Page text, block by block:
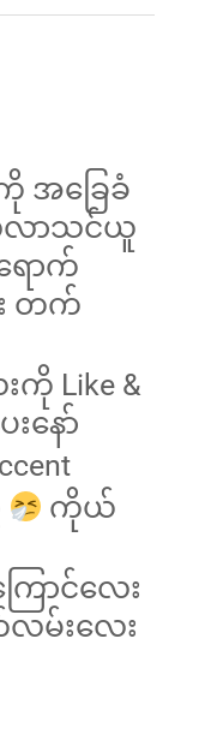
အခြေခံ
လာသင်ယူ
ောက်
တက်
ကို Like &
နော်
ကိုယ်
ောင်လေး
မ်းလေး